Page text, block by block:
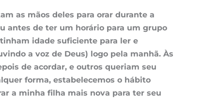
as mãos deles para orar durante a
antes de ter um horário para um grupo
idade suficiente para ler e
a voz de Deus) logo pela manhã. Às
de acordar, e outros queriam seu
forma, estabelecemos o hábito
a minha filha mais nova para ter seu